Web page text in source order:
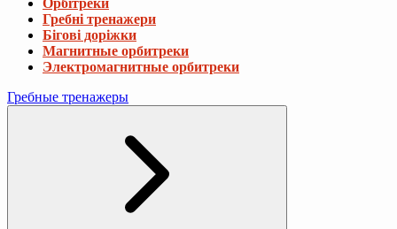
Орбітреки
Гребні тренажери
Бігові доріжки
Магнитные орбитреки
Электромагнитные орбитреки
Гребные тренажеры